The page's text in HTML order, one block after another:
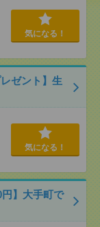
気になる！
ゼント】生
気になる！
】大手町で